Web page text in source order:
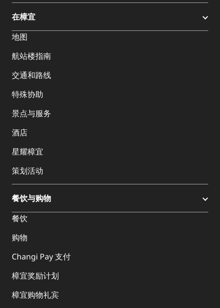
在樟宜
地图
航站楼指南
交通和路线
特殊协助
景点与服务
酒店
星耀樟宜
策划活动
餐饮与购物
餐饮
购物
Changi Pay 支付
樟宜奖励计划
樟宜购物礼宾